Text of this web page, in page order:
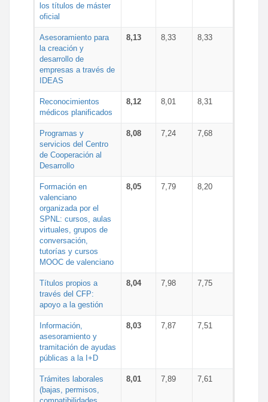
los títulos de máster
oficial
Asesoramiento para
la creación y
desarrollo de
empresas a través de
IDEAS
8,13 8,33 8,33
Reconocimientos
médicos planificados
8,12 8,01 8,31
Programas y
servicios del Centro
de Cooperación al
Desarrollo
8,08 7,24 7,68
Formación en
valenciano
organizada por el
SPNL: cursos, aulas
virtuales, grupos de
conversación,
tutorías y cursos
MOOC de valenciano
8,05 7,79 8,20
Títulos propios a
través del CFP:
apoyo a la gestión
8,04 7,98 7,75
Información,
asesoramiento y
tramitación de ayudas
públicas a la I+D
8,03 7,87 7,51
Trámites laborales
(bajas, permisos,
compatibilidades,
8,01 7,89 7,61